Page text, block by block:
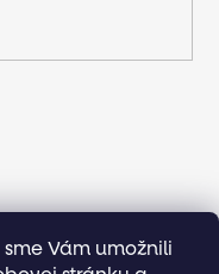
Vám umožnili